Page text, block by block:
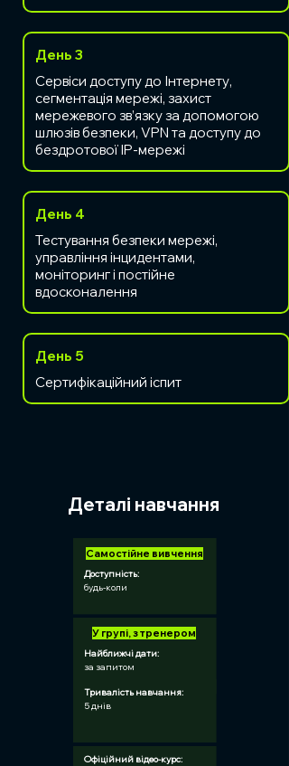
День 3
Сервіси доступу до Інтернету,
сегментація мережі, захист
мережевого зв’язку за допомогою
шлюзів безпеки, VPN та доступу до
бездротової IP-мережі
День 4
Тестування безпеки мережі,
управління інцидентами,
моніторинг і постійне
вдосконалення
День 5
Сертифікаційний іспит
Деталі навчання
Самостійне вивчення
Доступність:
будь-коли
У групі, з тренером
Найближчі дати:
за запитом
5 днів